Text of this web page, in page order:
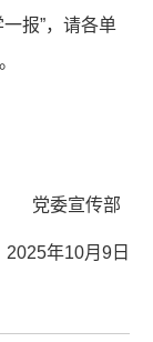
报”，请各单
党委宣传部
2025年10月9日